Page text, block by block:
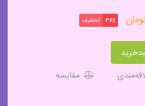
36٪ تخفیف
مقایسه